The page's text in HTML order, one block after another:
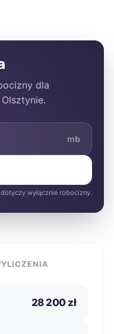
dla
mb
wyłącznie robocizny.
28 200 zł